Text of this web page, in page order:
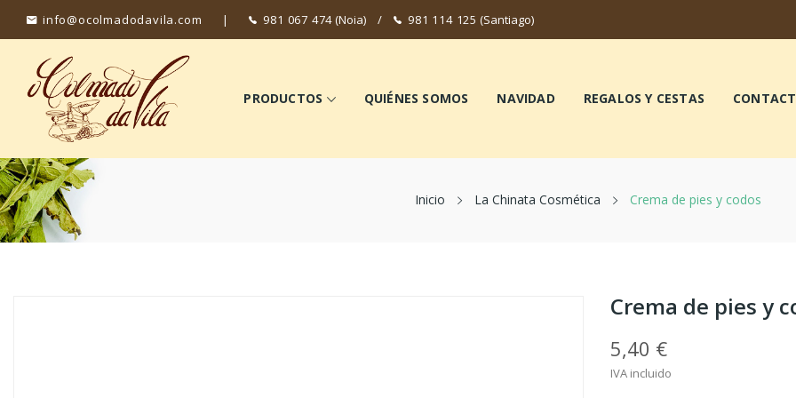
info@ocolmadodavila.com | 981 067 474(Noia) / 981 114 125 (Santiago)
PRODUCTOS QUIÉNES SOMOS NAVIDAD REGALOS Y CESTAS
Inicio La Chinata Cosmética Crema de pies y codos
Crema de pies y
5,40 €
IVA incluido